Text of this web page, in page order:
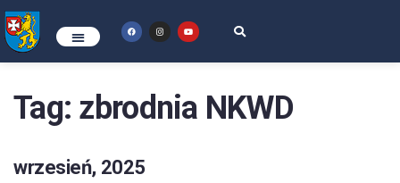
Tag: zbrodnia NKWD
wrzesień, 2025